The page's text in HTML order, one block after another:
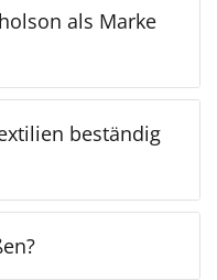
als Marke
beständig